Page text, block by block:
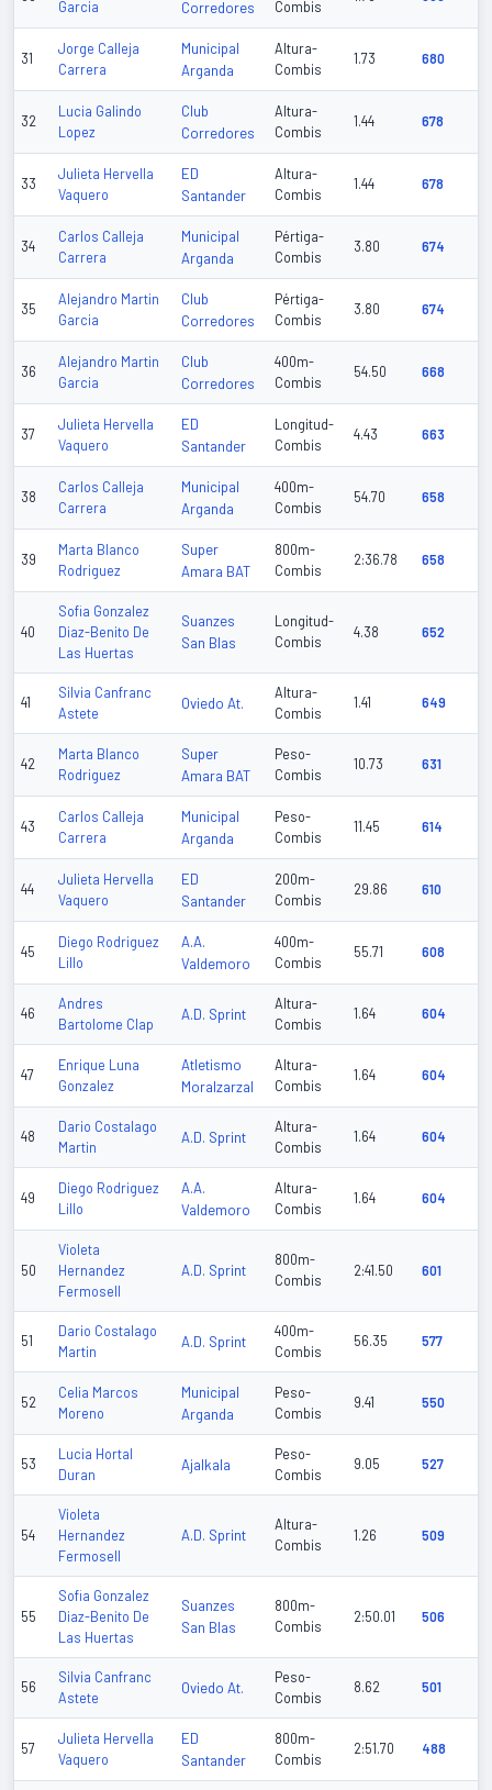
Garcia Corredores Combis
31
Jorge Calleja
Carrera
Municipal
Arganda
Altura-
Combis
1.73 680
32
Lucia Galindo
Lopez
Club
Corredores
Altura-
Combis
1.44 678
33
Julieta Hervella
Vaquero
ED
Santander
Altura-
Combis
1.44 678
34
Carlos Calleja
Carrera
Municipal
Arganda
Pértiga-
Combis
3.80 674
35
Alejandro Martin
Garcia
Club
Corredores
Pértiga-
Combis
3.80 674
36
Alejandro Martin
Garcia
Club
Corredores
400m-
Combis
54.50 668
37
Julieta Hervella
Vaquero
ED
Santander
Longitud-
Combis
4.43 663
38
Carlos Calleja
Carrera
Municipal
Arganda
400m-
Combis
54.70 658
39
Marta Blanco
Rodriguez
Super
Amara BAT
800m-
Combis
2:36.78 658
40
Sofia Gonzalez
Diaz-Benito De
Las Huertas
Suanzes
San Blas
Longitud-
Combis
4.38 652
41
Silvia Canfranc
Astete
Oviedo At.
Altura-
Combis
1.41 649
42
Marta Blanco
Rodriguez
Super
Amara BAT
Peso-
Combis
10.73 631
43
Carlos Calleja
Carrera
Municipal
Arganda
Peso-
Combis
11.45 614
44
Julieta Hervella
Vaquero
ED
Santander
200m-
Combis
29.86 610
45
Diego Rodriguez
Lillo
A.A.
Valdemoro
400m-
Combis
55.71 608
46
Andres
Bartolome Clap
A.D. Sprint
Altura-
Combis
1.64 604
47
Enrique Luna
Gonzalez
Atletismo
Moralzarzal
Altura-
Combis
1.64 604
48
Dario Costalago
Martin
A.D. Sprint
Altura-
Combis
1.64 604
49
Diego Rodriguez
Lillo
A.A.
Valdemoro
Altura-
Combis
1.64 604
50
Violeta
Hernandez
Fermosell
A.D. Sprint
800m-
Combis
2:41.50 601
51
Dario Costalago
Martin
A.D. Sprint
400m-
Combis
56.35 577
52
Celia Marcos
Moreno
Municipal
Arganda
Peso-
Combis
9.41 550
53
Lucia Hortal
Duran
Ajalkala
Peso-
Combis
9.05 527
54
Violeta
Hernandez
Fermosell
A.D. Sprint
Altura-
Combis
1.26 509
55
Sofia Gonzalez
Diaz-Benito De
Las Huertas
Suanzes
San Blas
800m-
Combis
2:50.01 506
56
Silvia Canfranc
Astete
Oviedo At.
Peso-
Combis
8.62 501
57
Julieta Hervella
Vaquero
ED
Santander
800m-
Combis
2:51.70 488